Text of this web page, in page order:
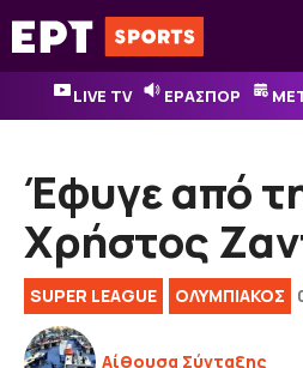
Μετάβαση
σε
περιεχόμενο
LIVE TV ΕΡΑΣΠΟΡ
Έφυγε από
Χρήστος
SUPER LEAGUE ΟΛΥΜΠΙΑΚΟΣ
Αίθουσα Σύνταξης